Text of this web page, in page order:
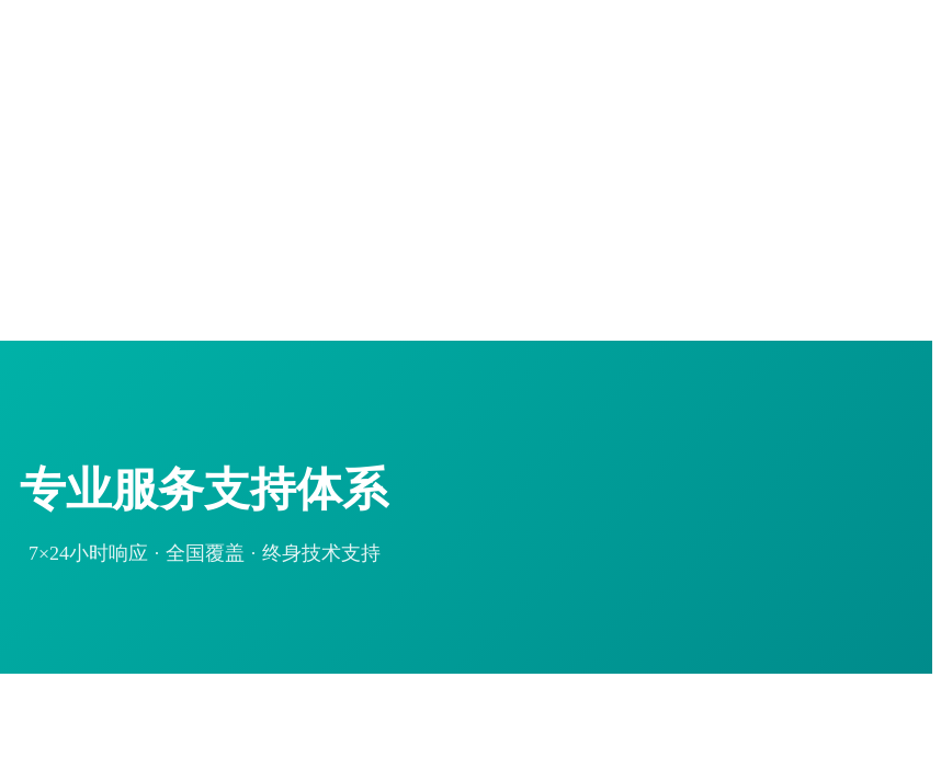
专业服务支持体系
7×24小时响应 · 全国覆盖 · 终身技术支持